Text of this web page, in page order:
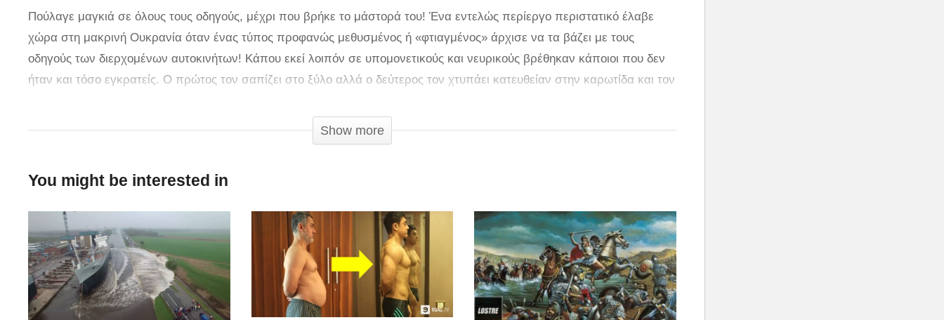
Πούλαγε μαγκιά σε όλους τους οδηγούς, μέχρι που βρήκε το μάστορά του! Ένα εντελώς περίεργο περιστατικό έλαβε
χώρα στη μακρινή Ουκρανία όταν ένας τύπος προφανώς μεθυσμένος ή «φτιαγμένος» άρχισε να τα βάζει με τους
οδηγούς των διερχομένων αυτοκινήτων! Κάπου εκεί λοιπόν σε υπομονετικούς και νευρικούς βρέθηκαν κάποιοι που δεν
ήταν και τόσο εγκρατείς. Ο πρώτος τον σαπίζει στο ξύλο αλλά ο δεύτερος τον χτυπάει κατευθείαν στην καρωτίδα και τον
τύπος, αλλά μην πάμε και φυλακή για κάθε τελειωμένο!
Show more
You might be interested in